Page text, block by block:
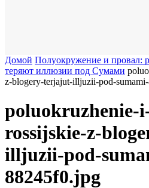
Домой ​Полуокружение и провал:
теряют иллюзии под Сумами
z-blogery-terjajut-illjuzii-pod-
poluokruzhenie-
rossijskie-z-
illjuzii-pod-
88245f0.jpg